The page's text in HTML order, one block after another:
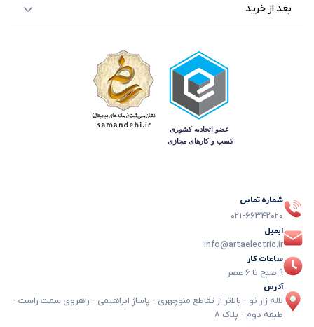
بعد از خرید
شماره تماس
021-66342020
ایمیل
info@artaelectric.ir
ساعات کار
9 صبح تا 6 عصر
آدرس
لاله زار نو - بالاتر از تقاطع منوچهری - پاساژ ابراهیمی - راهروی سمت راست -
طبقه دوم - پلاک 8